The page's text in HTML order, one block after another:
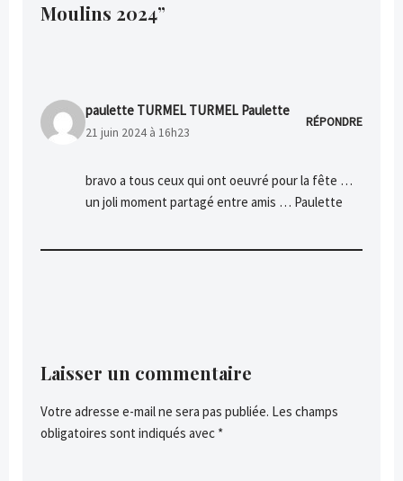
Moulins 2024”
paulette TURMEL TURMEL Paulette
21 juin 2024 à 16h23
RÉPONDRE
bravo a tous ceux qui ont oeuvré pour la fête …
un joli moment partagé entre amis … Paulette
Laisser un commentaire
Votre adresse e-mail ne sera pas publiée. Les champs
obligatoires sont indiqués avec *